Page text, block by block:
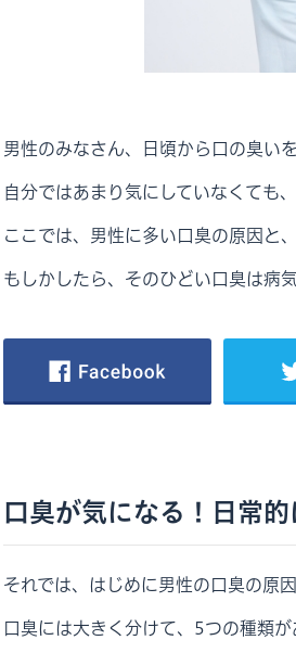
男性のみなさん、日頃から口の臭い
自分ではあまり気にしていなくても
ここでは、男性に多い口臭の原因と
もしかしたら、そのひどい口臭は病
口臭が気になる！日常
それでは、はじめに男性の口臭の原
口臭には大きく分けて、5つの種類が